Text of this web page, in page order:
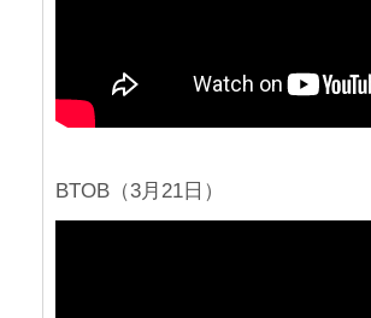
BTOB（3月21日）